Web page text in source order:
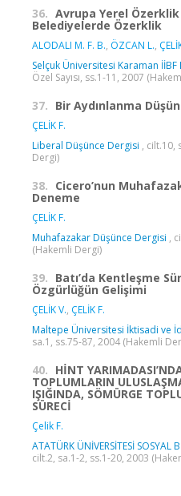
36. Avrupa Yerel
Belediyelerde Özerklik
ALODALI M. F. B., ÖZCAN L.,
Selçuk Üniversitesi Karaman İİBF
Özel Sayısı, ss.1-11, 2007
37. Bir Aydınlanma
ÇELİK F.
Liberal Düşünce Dergisi , cilt.10,
Dergi)
38. Cicero’nun
Deneme
ÇELİK F.
Muhafazakar Düşünce Dergisi ,
(Hakemli Dergi)
39. Batı’da Kentleşme
Özgürlüğün Gelişimi
ÇELİK V., ÇELİK F.
Maltepe Üniversitesi İktisadi ve
sa.1, ss.75-87, 2004 (Hakemli
40. HİNT
TOPLUMLARIN
IŞIĞINDA, SÖMÜRGE
SÜRECİ
Çelik F.
ATATÜRK ÜNİVERSİTESİ SOSYAL
cilt.2, sa.1-2, ss.1-20, 2003